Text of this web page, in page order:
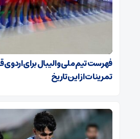
فهرست تیم ملی والیبال برای اردوی
تمرینات از این تاریخ